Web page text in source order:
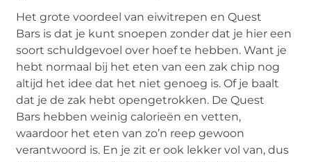
Het grote voordeel van eiwitrepen en Quest
Bars is dat je kunt snoepen zonder dat je hier een
soort schuldgevoel over hoef te hebben. Want je
hebt normaal bij het eten van een zak chip nog
altijd het idee dat het niet genoeg is. Of je baalt
dat je de zak hebt opengetrokken. De Quest
Bars hebben weinig calorieën en vetten,
waardoor het eten van zo’n reep gewoon
verantwoord is. En je zit er ook lekker vol van, dus